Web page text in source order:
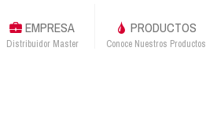
EMPRESA
Distribuidor Master
PRODUCTOS
Conoce Nuestros Productos